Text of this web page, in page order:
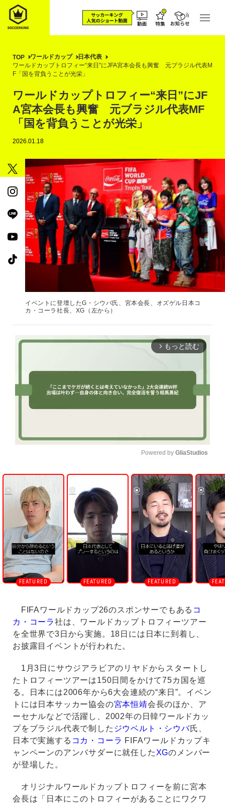
TOP ワールドカップ
日本代表
ワールドカップトロフィー“来日”にJFA宮本会長も興奮 元ブラジル代表M
F「国を背負うことが光栄」
ワールドカップトロフィー“来日”にJF
A宮本会長も興奮 元ブラジル代表MF
「国を背負うことが光栄」
2026.01.18
イベントに登壇したG・シウバ氏、宮本会長、オズゲル日本コ
カ・コーラ社長、XG（左から）
arrow_forward_ios もっと読む
U
n
m
u
t
e
Powered by GliaStudios
FIFAワールドカップ26のスポンサーでもある コ
カ・コーラ社は、ワールドカップトロフィーツアー
を全世界で3日から実施。18日には日本に到着し、
お披露目イベントが行われた。
1月3日にサウジアラビアのリヤドからスタートし
たトロフィーツアーは150日間をかけて75カ国を巡
る。日本には2006年から6大会連続の“来日”。イベン
トには日本サッカー協会の宮本恒靖会長のほか、ア
ーセナルなどで活躍し、2002年の日韓ワールドカッ
プをブラジル代表で制した ジウベルト・シウバ氏、
日本で実施する コカ・コーラ FIFAワールドカップキ
ャンペーンのアンバサダーに就任したXGのメンバー
が登場した。
オリジナルワールドカップトロフィーを前に宮本
会長は「日本にこのトロフィーがあることにワクワ